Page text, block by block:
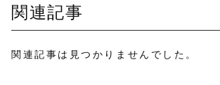
関連記事
関連記事は見つかりませんでした。